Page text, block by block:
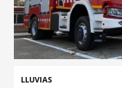
LLUVIAS